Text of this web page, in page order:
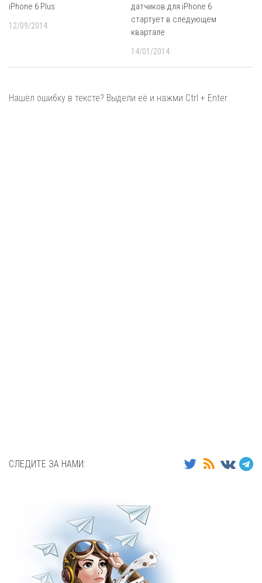
iPhone 6 Plus
12/09/2014
датчиков для iPhone 6
стартует в следующем
квартале
14/01/2014
Нашёл ошибку в тексте? Выдели её и нажми Ctrl + Enter
СЛЕДИТЕ ЗА НАМИ: